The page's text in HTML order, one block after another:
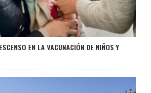
EN LA VACUNACIÓN DE NIÑOS Y